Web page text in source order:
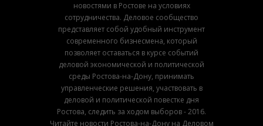
новостями в Ростове на условиях
сотрудничества. Деловое сообщество
представляет собой удобный инструмент
современного бизнесмена, который
позволяет оставаться в курсе событий
деловой экономической и политической
среды Ростова-на-Дону, принимать
управленческие решения, участвовать в
деловой и политической повестке дня
Ростова, следить за ходом выборов - 2016.
Читайте новости Ростова-на-Дону на Деловом